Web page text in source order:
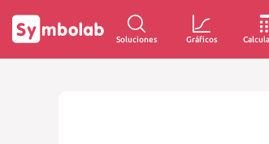
Soluciones Gráficos